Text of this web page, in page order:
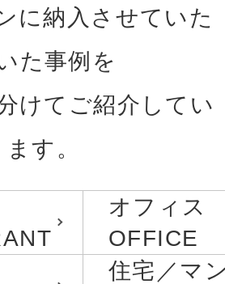
に納入させていた
た事例を
けてご紹介してい
ます。
オフィス
OFFICE
住宅／マ